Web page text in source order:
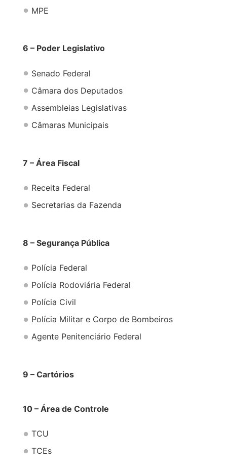
MPE
6 – Poder Legislativo
Senado Federal
Câmara dos Deputados
Assembleias Legislativas
Câmaras Municipais
7 – Área Fiscal
Receita Federal
Secretarias da Fazenda
8 – Segurança Pública
Polícia Federal
Polícia Rodoviária Federal
Polícia Civil
Polícia Militar e Corpo de Bombeiros
Agente Penitenciário Federal
9 – Cartórios
10 – Área de Controle
TCU
TCEs